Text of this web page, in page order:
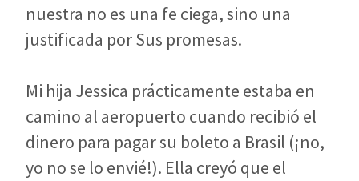
nuestra no es una fe ciega, sino una
justificada por Sus promesas.
Mi hija Jessica prácticamente estaba en
camino al aeropuerto cuando recibió el
dinero para pagar su boleto a Brasil (¡no,
yo no se lo envié!). Ella creyó que el